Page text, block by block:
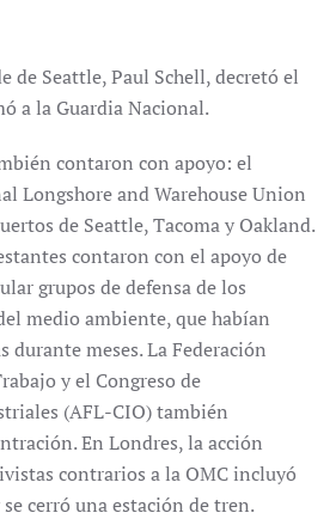
de Seattle, Paul Schell, decretó el
a la Guardia Nacional.
contaron con apoyo: el
Longshore and Warehouse Union
de Seattle, Tacoma y Oakland.
contaron con el apoyo de
grupos de defensa de los
medio ambiente, que habían
durante meses. La Federación
y el Congreso de
(AFL-CIO) también
En Londres, la acción
contrarios a la OMC incluyó
cerró una estación de tren.